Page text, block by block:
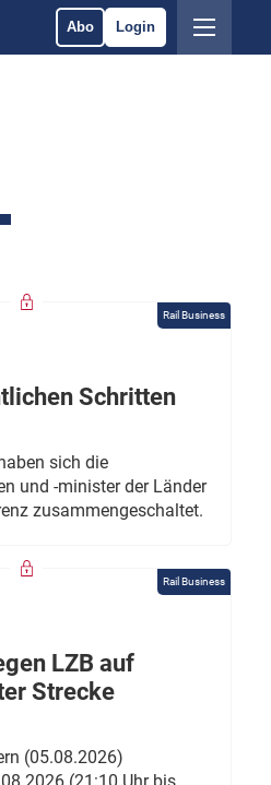
Abo Login
Rail Business
Schritten
sich die
und -minister der Länder
zusammengeschaltet.
Rail Business
LZB auf
Strecke
(05.08.2026)